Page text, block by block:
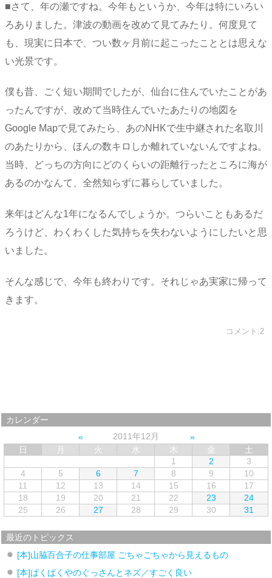
■さて、年の瀬ですね。今年もというか、今年は特にいろい
ろありました。津波の動画を改めて見てみたり。何度見て
も、現実に日本で、つい数ヶ月前に起こったこととは思えな
い光景です。
僕も昔、ごく短い期間でしたが、仙台に住んでいたことがあ
ったんですが、改めて当時住んでいたあたりの地図を
Google Mapで見てみたら、あのNHKで生中継された名取川
のあたりから、ほんの数キロしか離れていないんですよね。
当時、どっちの方向にどのくらいの距離行ったところに海が
あるのかなんて、全然知らずに暮らしていました。
来年はどんな1年になるんでしょうか。つらいこともあるだ
ろうけど、わくわくした気持ちを失わないようにしたいと思
いました。
そんな感じで、今年も終わりです。それじゃあ実家に帰って
きます。
コメント:2
カレンダー
2011年12月
日
月 火 水 木 金
土
1
2
3
4
5 6 7 8 9
10
11
12 13 14 15 16
17
18
19 20 21 22 23
24
25
26 27 28 29 30 31
最近のトピックス
[本]山脇百合子の仕事部屋 ごちゃごちゃから見えるもの
[本]ぱくぱくやのぐっさんとネズ／すごく良い